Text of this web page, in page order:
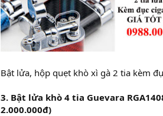
Bật lửa, hộp quẹt khò xì gà 2 tia kèm
3. Bật lửa khò 4 tia Guevara
2.000.000đ)